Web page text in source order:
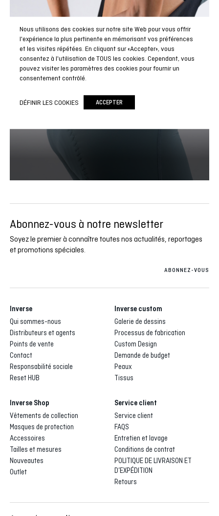
Abonnez-vous à notre newsletter
Soyez le premier à connaître toutes nos actualités, reportages
et promotions spéciales.
ABONNEZ-VOUS
Inverse
Qui sommes-nous
Distributeurs et agents
Points de vente
Contact
Responsabilité sociale
Reset HUB
Inverse custom
Galerie de dessins
Processus de fabrication
Custom Design
Demande de budget
Peaux
Tissus
Inverse Shop
Vêtements de collection
Masques de protection
Accessoires
Tailles et mesures
Nouveautes
Outlet
Service client
Service client
FAQS
Entretien et lavage
Conditions de contrat
POLITIQUE DE LIVRAISON ET
D’EXPÉDITION
Retours
Nous utilisons des cookies sur notre site Web pour vous offrir
l'expérience la plus pertinente en mémorisant vos préférences
et les visites répétées. En cliquant sur «Accepter», vous
consentez à l'utilisation de TOUS les cookies. Cependant, vous
pouvez visiter les paramètres des cookies pour fournir un
consentement contrôlé.
DÉFINIR LES COOKIES ACCEPTER